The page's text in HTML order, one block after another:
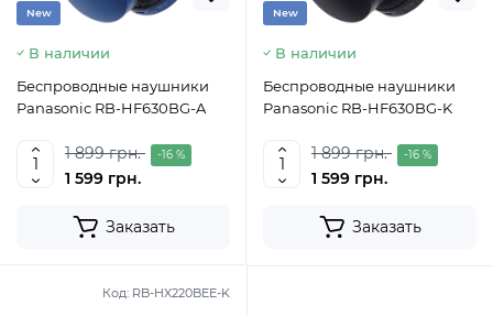
New
В наличии
Беспроводные наушники
Panasonic RB-HF630BG-A
1 899 грн. -16 %
1 599 грн.
Заказать
New
В наличии
Беспроводные наушники
Panasonic RB-HF630BG-K
1 899 грн. -16 %
1 599 грн.
Заказать
Код: RB-HX220BEE-K